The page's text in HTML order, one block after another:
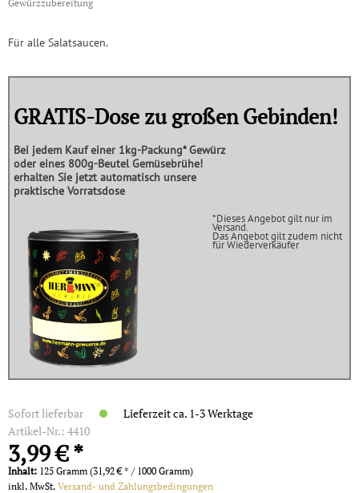
Gewürzzubereitung
Für alle Salatsaucen.
GRATIS-Dose zu großen Gebinden!
Bei jedem Kauf einer 1kg-Packung*Gewürz
oder eines 800g-Beutel Gemüsebrühe!
erhalten Sie jetzt automatisch unsere
praktische Vorratsdose
*Dieses Angebot gilt nur im
Versand.
Das Angebot gilt zudem nicht
für Wiederverkäufer
Sofort lieferbar
Lieferzeit ca. 1-3 Werktage
Artikel-Nr.: 4410
3,99 € *
Inhalt: 125 Gramm (31,92 € * / 1000 Gramm)
inkl. MwSt. Versand- und Zahlungsbedingungen